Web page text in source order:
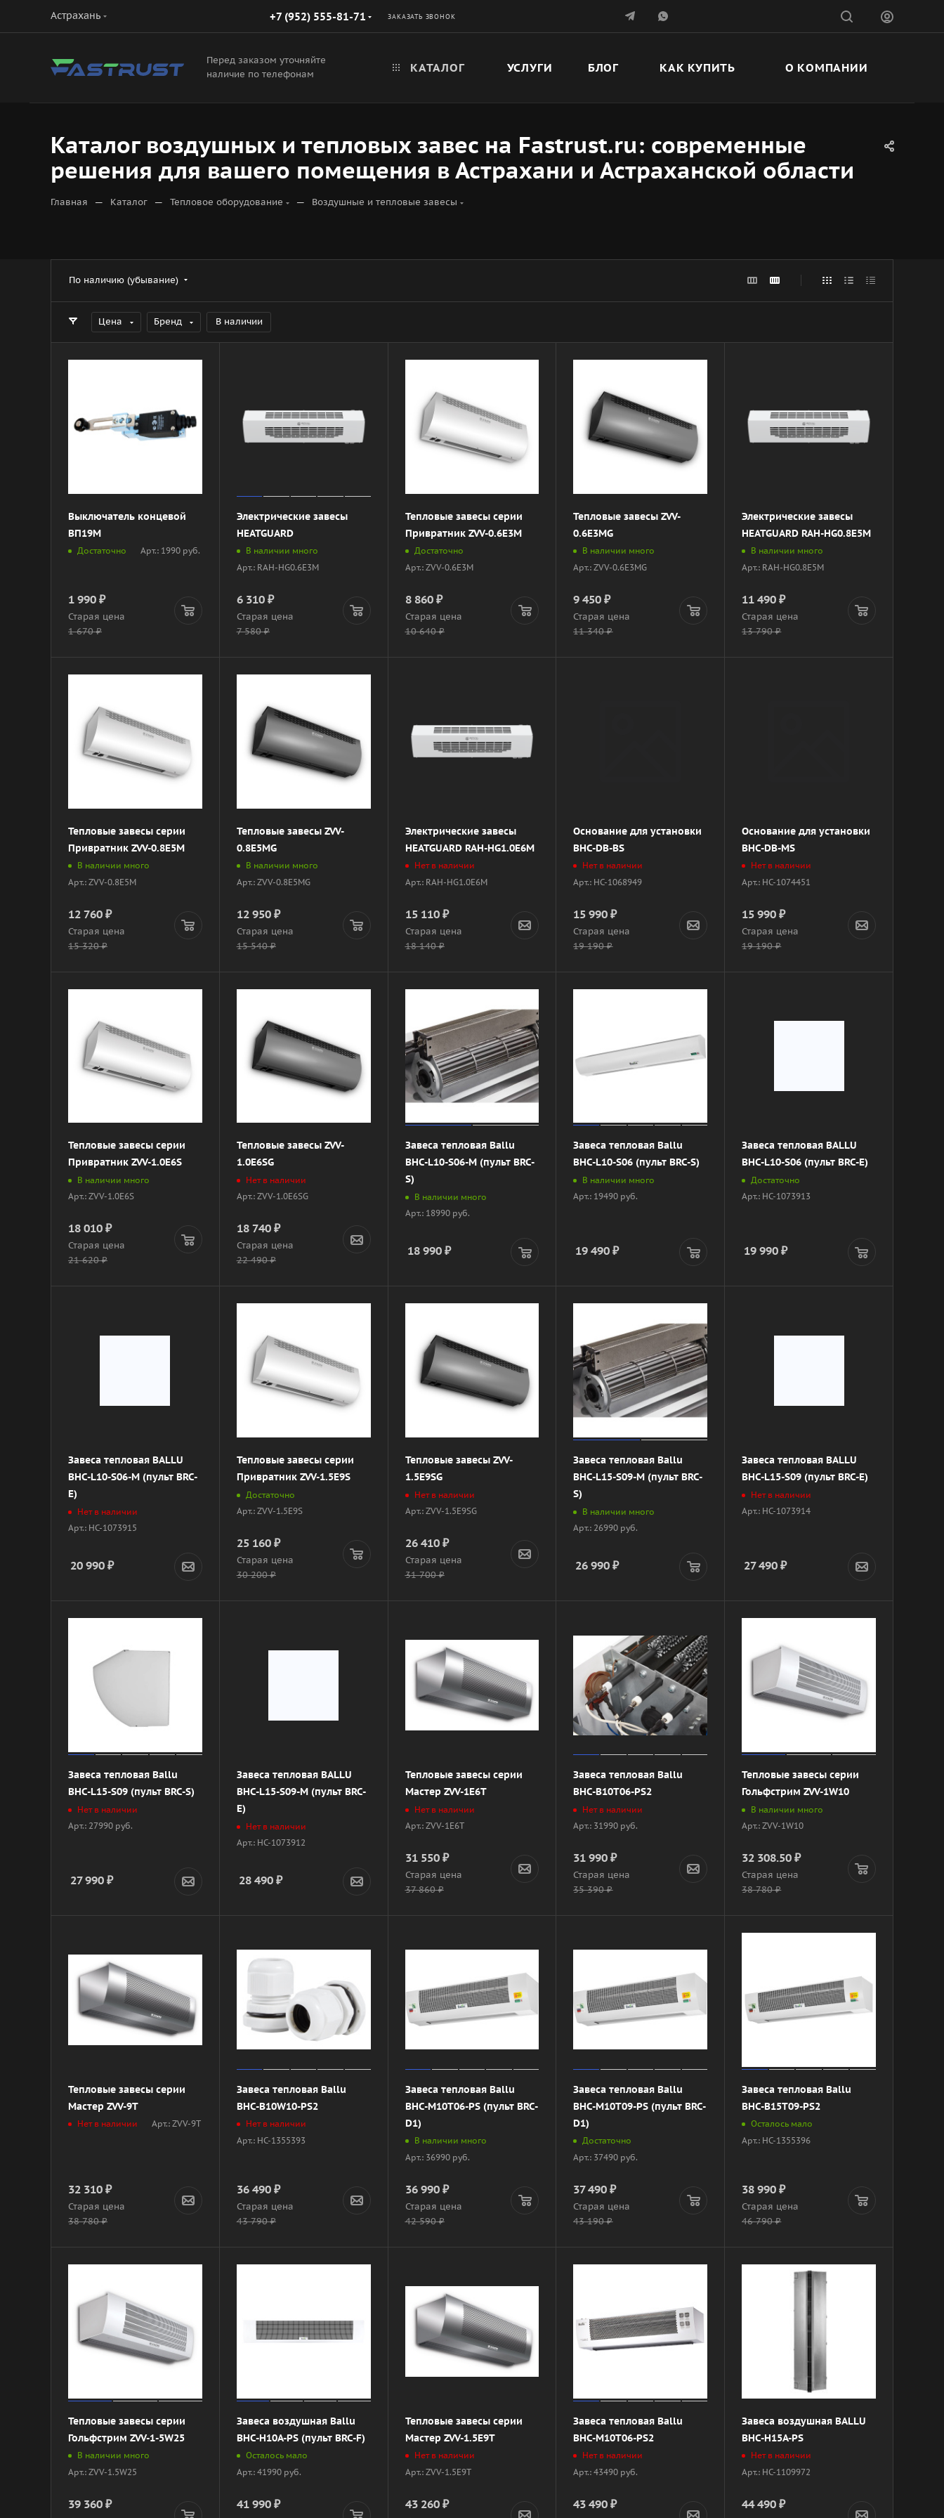
Астрахань +7 (952) 555-81-71 ЗАКАЗАТЬ ЗВОНОК
Перед заказом уточняйте
наличие по телефонам
КАТАЛОГ УСЛУГИ БЛОГ КАК КУПИТЬ О КОМПАНИИ
Каталог воздушных и тепловых завес на Fastrust.ru: современные
решения для вашего помещения в Астрахани и Астраханской области
Главная — Каталог — Тепловое оборудование — Воздушные и тепловые завесы
По наличию (убывание)
Цена Бренд В наличии
Выключатель концевой
ВП19М
Достаточно Арт.: 1990 руб.
1 990 ₽
Старая цена
1 670₽
Электрические завесы
HEATGUARD
В наличии много
Арт.: RAH-HG0.6E3M
6 310₽
Старая цена
7 580₽
Тепловые завесы серии
Привратник ZVV-0.6E3M
Достаточно
Арт.: ZVV-0.6E3M
8 860₽
Старая цена
10 640₽
Тепловые завесы ZVV-
0.6E3MG
В наличии много
Арт.: ZVV-0.6E3MG
9 450 ₽
Старая цена
11 340₽
Электрические завесы
HEATGUARD RAH-HG0.8E5M
В наличии много
Арт.: RAH-HG0.8E5M
11 490 ₽
Старая цена
13 790₽
Тепловые завесы серии
Привратник ZVV-0.8E5M
В наличии много
Арт.: ZVV-0.8E5M
12 760 ₽
Старая цена
15 320₽
Тепловые завесы ZVV-
0.8E5MG
В наличии много
Арт.: ZVV-0.8E5MG
12 950₽
Старая цена
15 540₽
Электрические завесы
HEATGUARD RAH-HG1.0E6M
Нет в наличии
Арт.: RAH-HG1.0E6M
15 110₽
Старая цена
18 140₽
Основание для установки
BHC-DB-BS
Нет в наличии
Арт.: НС-1068949
15 990 ₽
Старая цена
19 190₽
Основание для установки
BHC-DB-MS
Нет в наличии
Арт.: НС-1074451
15 990 ₽
Старая цена
19 190₽
Тепловые завесы серии
Привратник ZVV-1.0E6S
В наличии много
Арт.: ZVV-1.0E6S
18 010 ₽
Старая цена
21 620₽
Тепловые завесы ZVV-
1.0E6SG
Нет в наличии
Арт.: ZVV-1.0E6SG
18 740₽
Старая цена
22 490₽
Завеса тепловая Ballu
BHC-L10-S06-M (пульт BRC-
S)
В наличии много
Арт.: 18990 руб.
18 990₽
Завеса тепловая Ballu
BHC-L10-S06 (пульт BRC-S)
В наличии много
Арт.: 19490 руб.
19 490 ₽
Завеса тепловая BALLU
BHC-L10-S06 (пульт BRC-E)
Достаточно
Арт.: НС-1073913
19 990 ₽
Завеса тепловая BALLU
BHC-L10-S06-M (пульт BRC-
E)
Нет в наличии
Арт.: НС-1073915
20 990 ₽
Тепловые завесы серии
Привратник ZVV-1.5E9S
Достаточно
Арт.: ZVV-1.5E9S
25 160₽
Старая цена
30 200₽
Тепловые завесы ZVV-
1.5E9SG
Нет в наличии
Арт.: ZVV-1.5E9SG
26 410₽
Старая цена
31 700₽
Завеса тепловая Ballu
BHC-L15-S09-M (пульт BRC-
S)
В наличии много
Арт.: 26990 руб.
26 990 ₽
Завеса тепловая BALLU
BHC-L15-S09 (пульт BRC-E)
Нет в наличии
Арт.: НС-1073914
27 490 ₽
Завеса тепловая Ballu
BHC-L15-S09 (пульт BRC-S)
Нет в наличии
Арт.: 27990 руб.
27 990 ₽
Завеса тепловая BALLU
BHC-L15-S09-M (пульт BRC-
E)
Нет в наличии
Арт.: НС-1073912
28 490₽
Тепловые завесы серии
Мастер ZVV-1E6T
Нет в наличии
Арт.: ZVV-1E6T
31 550₽
Старая цена
37 860₽
Завеса тепловая Ballu
BHC-B10T06-PS2
Нет в наличии
Арт.: 31990 руб.
31 990 ₽
Старая цена
35 390₽
Тепловые завесы серии
Гольфстрим ZVV-1W10
В наличии много
Арт.: ZVV-1W10
32 308.50 ₽
Старая цена
38 780₽
Тепловые завесы серии
Мастер ZVV-9T
Нет в наличии Арт.: ZVV-9T
32 310 ₽
Старая цена
38 780₽
Завеса тепловая Ballu
BHC-B10W10-PS2
Нет в наличии
Арт.: НС-1355393
36 490₽
Старая цена
43 790₽
Завеса тепловая Ballu
BHC-M10T06-PS (пульт BRC-
D1)
В наличии много
Арт.: 36990 руб.
36 990₽
Старая цена
42 590₽
Завеса тепловая Ballu
BHC-M10T09-PS (пульт BRC-
D1)
Достаточно
Арт.: 37490 руб.
37 490 ₽
Старая цена
43 190₽
Завеса тепловая Ballu
BHC-B15T09-PS2
Осталось мало
Арт.: НС-1355396
38 990 ₽
Старая цена
46 790₽
Тепловые завесы серии
Гольфстрим ZVV-1-5W25
В наличии много
Арт.: ZVV-1.5W25
39 360 ₽
Завеса воздушная Ballu
BHC-H10A-PS (пульт BRC-F)
Осталось мало
Арт.: 41990 руб.
41 990₽
Тепловые завесы серии
Мастер ZVV-1.5E9T
Нет в наличии
Арт.: ZVV-1.5E9T
43 260₽
Завеса тепловая Ballu
BHC-M10T06-PS2
Нет в наличии
Арт.: 43490 руб.
43 490 ₽
Завеса воздушная BALLU
BHC-H15A-PS
Нет в наличии
Арт.: НС-1109972
44 490 ₽